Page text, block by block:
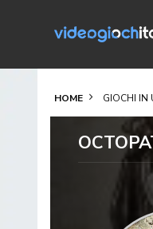
HOME GIOCHI IN